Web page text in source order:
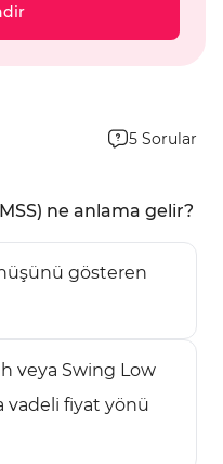
5 Sorular
ne anlama gelir?
gösteren
veya Swing Low
vadeli fiyat yönü